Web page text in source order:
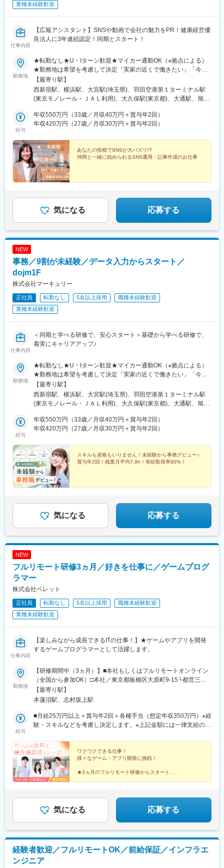
駅(地下鉄)、布施駅、堺市駅、ハーバーランド駅、三ノ宮駅、西宮
駅(ＪＲ線)、手柄駅、奈良駅、近鉄奈良駅、大和西大寺駅、大和八
木駅、和歌山駅、和歌山市駅、後藤駅、弓ケ浜駅、鳥取駅、松江
駅、出雲市駅、山口駅(山口県)、下関駅、徳島駅、佐古駅、阿南
橋駅、南行橋駅、長崎駅(長崎県)、長崎駅前駅、大分駅、賀来駅、
西大分駅、熊本駅、南宮崎駅、都城駅、鹿児島駅、谷山駅(鹿児島
市電)、那覇空港駅(鉄道)、県庁前駅(沖縄県)、おもろまち駅、都庁
前駅、神奈川駅、羽田空港第１・第２ターミナル駅(京急)、新大久
保駅、さっぽろ駅、広瀬通駅、宇都宮駅東口駅、金沢駅、市役所
山駅前駅、市役所前駅(愛媛県)、片原町駅(香川県)、熊本城・市役
所前駅、新宿御苑前駅、要町駅、京王八王子駅、立川南駅、平沼
工機前駅、中央前橋駅、西桐生駅、函館駅前駅、仙台駅(地下鉄)、
曽根田駅、近鉄名古屋駅、大須観音駅、新豊橋駅、豊川稲荷駅、
第一通り駅、新西金沢駅、西松本駅、新魚津駅、あすなろう四日
市駅、上栄町駅、大阪梅田駅(阪神線)、大阪梅田駅(阪急線)、小路
駅、浅香駅、神戸駅(兵庫県)、三宮駅(神戸新交通)、西宮駅、山陽
園駅(福岡県)、西鉄福岡駅、五島町駅、熊本駅前駅、鹿児島駅前
駅、谷山駅(指宿枕崎線)、美栄橋駅、新宿西口駅、反町駅、羽田空
港第２ターミナル駅(東京モノレール・ＡＮＡ利用)、西武新宿駅、
駅、電鉄富山駅、末広町駅(富山県)、大阪駅、高速神戸駅、三宮駅
(神戸市営)、阪神国道駅、畝傍駅、南堀端駅、二本木口駅、桜島桟
橋通駅、上塩屋駅、旭橋駅
業種未経験歓迎
仕事内容
【広報アシスタント】SNSや動画で会社の魅力をPR！健康経営優
良法人に3年連続認定！同期とスタート！
勤務地
★転勤なし★U・Iターン歓迎★マイカー通勤OK（※拠点による）
★勤務地は希望を考慮して決定「実家の近くで働きたい」「今の
生活圏を変えたくない」そんな希望も相談OKです。地元に戻って
の就職・転職も応援します！生活スタイルが変わって、勤務エリ
アを変えたいという相談も可能です！■北海道・東北：北海道・青
南関東：東京・神奈川・埼玉・千葉■中部：岐阜・愛知・静岡・石
川・新潟・長野・富山・福井・三重■近畿：滋賀・大阪・兵庫・奈
香川・愛媛■九州：福岡・長崎・大分・熊本・宮崎・鹿児島・沖縄
【最寄り駅】
西新宿駅、横浜駅、大宮駅(埼玉県)、羽田空港第１ターミナル駅
(東京モノレール・ＪＡＬ利用)、大久保駅(東京都)、大通駅、旭川
亀島駅、新浜松駅、新潟駅、新静岡駅、三島広小路駅、北鉄金沢
駅、長野駅、電気ビル前駅、福井駅、北新地駅、姫路駅、なんば
神南駅、眉山ロープウェイ山麓駅、浦添前田駅、通町筋駅、宮崎
駅、渋谷駅、新宿駅、新宿三丁目駅、池袋駅、吉祥寺駅、町田
駅、八王子駅、立川駅、新横浜駅、川崎駅、座間駅、相模原駅、
藤沢駅、海老名駅(相模線)、浦和駅、さいたま新都心駅、川口駅、
上尾駅、新座駅、熊谷駅、春日部駅、千葉中央駅、千葉みなと
駅、伊勢崎駅、前橋駅、世良田駅、桐生駅、栃木駅、小山駅、札
幌駅、函館駅、小樽駅、千歳駅(北海道)、青森駅、一ノ関駅、遠野
駅、久慈駅、水沢駅、秋田駅、横手駅、あおば通駅、泉中央駅、
古川駅、気仙沼駅、蔵王駅、山形駅、寒河江駅、酒田駅、福島駅
(福島県)、いわき駅、会津若松駅、郡山富田駅、白河駅、名鉄名古
岡県)、大場駅、西金沢駅、松任駅、野々市工大前駅、小松駅、亀
田駅、白山駅(新潟県)、新津駅、燕三条駅、東三条駅、篠ノ井駅、
址大名町駅、水居駅、丸岡駅、岐阜駅、高山駅、名鉄岐阜駅、大
垣駅、津駅、近鉄四日市駅、津新町駅、鈴鹿市駅、播磨駅、草津
駅(滋賀県)、大津駅、南草津駅、彦根駅、長浜駅、西梅田駅、梅田
駅(地下鉄)、布施駅、堺市駅、ハーバーランド駅、三ノ宮駅、西宮
駅(ＪＲ線)、手柄駅、奈良駅、近鉄奈良駅、大和西大寺駅、大和八
木駅、和歌山駅、和歌山市駅、後藤駅、弓ケ浜駅、鳥取駅、松江
駅、出雲市駅、山口駅(山口県)、下関駅、徳島駅、佐古駅、阿南
橋駅、南行橋駅、長崎駅(長崎県)、長崎駅前駅、大分駅、賀来駅、
西大分駅、熊本駅、南宮崎駅、都城駅、鹿児島駅、谷山駅(鹿児島
市電)、那覇空港駅(鉄道)、県庁前駅(沖縄県)、おもろまち駅、都庁
前駅、神奈川駅、羽田空港第１・第２ターミナル駅(京急)、新大久
保駅、さっぽろ駅、広瀬通駅、宇都宮駅東口駅、金沢駅、市役所
山駅前駅、市役所前駅(愛媛県)、片原町駅(香川県)、熊本城・市役
所前駅、新宿御苑前駅、要町駅、京王八王子駅、立川南駅、平沼
工機前駅、中央前橋駅、西桐生駅、函館駅前駅、仙台駅(地下鉄)、
曽根田駅、近鉄名古屋駅、大須観音駅、新豊橋駅、豊川稲荷駅、
第一通り駅、新西金沢駅、西松本駅、新魚津駅、あすなろう四日
市駅、上栄町駅、大阪梅田駅(阪神線)、大阪梅田駅(阪急線)、小路
駅、浅香駅、神戸駅(兵庫県)、三宮駅(神戸新交通)、西宮駅、山陽
園駅(福岡県)、西鉄福岡駅、五島町駅、熊本駅前駅、鹿児島駅前
駅、谷山駅(指宿枕崎線)、美栄橋駅、新宿西口駅、反町駅、羽田空
港第２ターミナル駅(東京モノレール・ＡＮＡ利用)、西武新宿駅、
駅、電鉄富山駅、末広町駅(富山県)、大阪駅、高速神戸駅、三宮駅
(神戸市営)、阪神国道駅、畝傍駅、南堀端駅、二本木口駅、桜島桟
橋通駅、上塩屋駅、旭橋駅
給与
年収550万円（33歳／月収40万円＋賞与年2回）
年収420万円（27歳／月収30万円＋賞与年2回）
あなたの投稿でSNSが大バズリ!?
仲間と一緒に始められるSNS運用・記事作成のお仕事
気になる 応募する
NEW
事務／9割が未経験／データ入力からスタート／
dojm1F
株式会社マーキュリー
正社員 転勤なし 5名以上採用
職種未経験歓迎
業種未経験歓迎
仕事内容
＜同期と学べる研修で、安心スタート＞基礎から学べる研修で、
着実にキャリアアップ♪
勤務地
★転勤なし★U・Iターン歓迎★マイカー通勤OK（※拠点による）
★勤務地は希望を考慮して決定「実家の近くで働きたい」「今の
生活圏を変えたくない」そんな希望も相談OKです。地元に戻って
の就職・転職も応援します！生活スタイルが変わって、勤務エリ
アを変えたいという相談も可能です！■北海道・東北：北海道・青
南関東：東京・神奈川・埼玉・千葉■中部：岐阜・愛知・静岡・石
川・新潟・長野・富山・福井・三重■近畿：滋賀・大阪・兵庫・奈
香川・愛媛■九州：福岡・長崎・大分・熊本・宮崎・鹿児島・沖縄
【最寄り駅】
西新宿駅、横浜駅、大宮駅(埼玉県)、羽田空港第１ターミナル駅
(東京モノレール・ＪＡＬ利用)、大久保駅(東京都)、大通駅、旭川
亀島駅、新浜松駅、新潟駅、新静岡駅、三島広小路駅、北鉄金沢
駅、長野駅、電気ビル前駅、福井駅、北新地駅、姫路駅、なんば
神南駅、眉山ロープウェイ山麓駅、浦添前田駅、通町筋駅、宮崎
駅、渋谷駅、新宿駅、新宿三丁目駅、池袋駅、吉祥寺駅、町田
駅、八王子駅、立川駅、新横浜駅、川崎駅、座間駅、相模原駅、
藤沢駅、海老名駅(相模線)、浦和駅、さいたま新都心駅、川口駅、
上尾駅、新座駅、熊谷駅、春日部駅、千葉中央駅、千葉みなと
駅、伊勢崎駅、前橋駅、世良田駅、桐生駅、栃木駅、小山駅、札
幌駅、函館駅、小樽駅、千歳駅(北海道)、青森駅、一ノ関駅、遠野
駅、久慈駅、水沢駅、秋田駅、横手駅、あおば通駅、泉中央駅、
古川駅、気仙沼駅、蔵王駅、山形駅、寒河江駅、酒田駅、福島駅
(福島県)、いわき駅、会津若松駅、郡山富田駅、白河駅、名鉄名古
岡県)、大場駅、西金沢駅、松任駅、野々市工大前駅、小松駅、亀
址大名町駅、水居駅、丸岡駅、岐阜駅、高山駅、名鉄岐阜駅、大
垣駅、津駅、近鉄四日市駅、津新町駅、鈴鹿市駅、播磨駅、草津
駅(滋賀県)、大津駅、南草津駅、彦根駅、長浜駅、西梅田駅、梅田
駅(地下鉄)、布施駅、堺市駅、ハーバーランド駅、三ノ宮駅、西宮
駅(ＪＲ線)、手柄駅、奈良駅、近鉄奈良駅、大和西大寺駅、大和八
木駅、和歌山駅、和歌山市駅、後藤駅、弓ケ浜駅、鳥取駅、松江
駅、出雲市駅、山口駅(山口県)、下関駅、徳島駅、佐古駅、阿南
橋駅、南行橋駅、長崎駅(長崎県)、長崎駅前駅、大分駅、賀来駅、
西大分駅、熊本駅、南宮崎駅、都城駅、鹿児島駅、谷山駅(鹿児島
市電)、那覇空港駅(鉄道)、県庁前駅(沖縄県)、おもろまち駅、都庁
前駅、神奈川駅、羽田空港第１・第２ターミナル駅(京急)、新大久
前駅(長野県)、桜橋駅(富山県)、東梅田駅、なんば駅(地下鉄)、岡
山駅前駅、市役所前駅(愛媛県)、片原町駅(香川県)、熊本城・市役
橋駅、海老名駅(相鉄・小田急)、葭川公園駅、野田市駅、市川駅、
工機前駅、中央前橋駅、西桐生駅、函館駅前駅、仙台駅(地下鉄)、
曽根田駅、近鉄名古屋駅、大須観音駅、新豊橋駅、豊川稲荷駅、
第一通り駅、新西金沢駅、西松本駅、新魚津駅、あすなろう四日
市駅、上栄町駅、大阪梅田駅(阪神線)、大阪梅田駅(阪急線)、小路
姫路駅、八木西口駅、田中口駅、三本松口駅、電鉄出雲市駅、祇
園駅(福岡県)、西鉄福岡駅、五島町駅、熊本駅前駅、鹿児島駅前
駅、谷山駅(指宿枕崎線)、美栄橋駅、新宿西口駅、反町駅、羽田空
バスセンター前駅、青葉通一番町駅、日吉町駅、三島田町駅、七
ツ屋駅、地鉄ビル前駅、福井駅(福井県)、大阪難波駅、猿猴橋町
駅、西川緑道公園駅、花畑町駅、東新宿駅、高島町駅、県庁前駅
(千葉県)、市川真間駅、東宿郷駅、北１２条駅、松風町駅、仙台
給与
年収550万円（33歳／月収40万円＋賞与年2回）
年収420万円（27歳／月収30万円＋賞与年2回）
スキルも資格もいりません！未経験から事務デビュー♪
賞与年2回！残業月平均7.9h！有給取得率80%！
気になる 応募する
NEW
フルリモート研修3ヵ月／好きを仕事に／ゲームプログ
ラマー
株式会社ベレット
正社員 転勤なし 5名以上採用
職種未経験歓迎
業種未経験歓迎
仕事内容
【楽しみながら成長できるITの仕事！】★ゲームやアプリを開発
するゲームプログラマーとして活躍します。
勤務地
【研修期間中（3ヵ月）】■本社もしくはフルリモートオンライン
（全国から参加OK）□本社／東京都板橋区大原町9-15└都営三田
線「本蓮沼駅」より徒歩4分└都営三田線「志村坂上駅」より徒歩
9分【研修終了後】■東京23区を中心とした全国各地のプロジェク
ん。※すべて徒歩10分以内の駅チカオフィスです。※フルリモー
ト・在宅勤務・リモートワークはプロジェクトによって異なりま
【最寄り駅】
本蓮沼駅、志村坂上駅
給与
■月給25万円以上＋賞与年2回＋各種手当（想定年収350万円）※経
験・スキルなどを考慮し決定します。※上記金額には一律支給の住
（期間中は月給23万円以上で、その他の待遇に変更なし）☆経験
がある方は、現職・前職給与を考慮します。☆明確な評価制度あ
り。個人の頑張りに応じて評価します。【年収例】年収450万円
（経験2年入社）年収750万円（経験3年入社）年収950万円（経験
5年入社）
ワクワクできる仕事！
様々なゲーム・アプリ開発に挑戦！
★3ヵ月のフルリモート研修からスタート！
★プライベートも大切にできる働き方！
気になる 応募する
経験者歓迎／フルリモートOK／前給保証／インフラエ
ンジニア